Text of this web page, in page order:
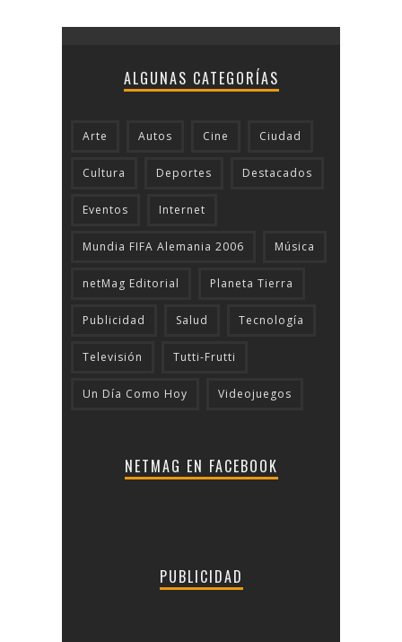
ALGUNAS CATEGORÍAS
Arte Autos Cine Ciudad
Cultura Deportes Destacados
Eventos Internet
Mundia FIFA Alemania 2006 Música
netMag Editorial Planeta Tierra
Publicidad Salud Tecnologí­a
Televisión Tutti-Frutti
Un Día Como Hoy Videojuegos
NETMAG EN FACEBOOK
PUBLICIDAD